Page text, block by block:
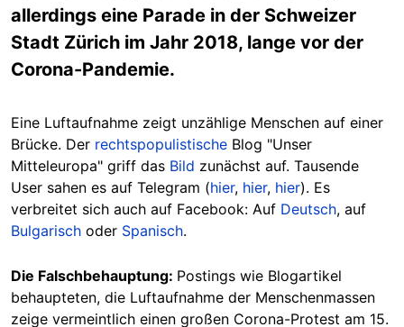
allerdings eine Parade in der Schweizer
Stadt Zürich im Jahr 2018, lange vor der
Corona-Pandemie.
Eine Luftaufnahme zeigt unzählige Menschen auf einer
Brücke. Der rechtspopulistische Blog "Unser
Mitteleuropa" griff das Bild zunächst auf. Tausende
User sahen es auf Telegram (hier, hier, hier). Es
verbreitet sich auch auf Facebook: Auf Deutsch, auf
Bulgarisch oder Spanisch.
Die Falschbehauptung: Postings wie Blogartikel
behaupteten, die Luftaufnahme der Menschenmassen
zeige vermeintlich einen großen Corona-Protest am 15.